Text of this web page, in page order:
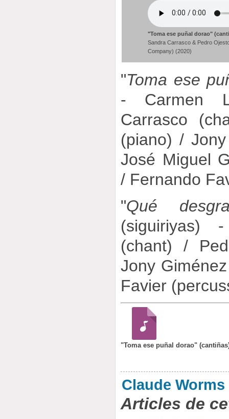
"Toma ese puñal dorao"
Sandra Carrasco & Pedro
Company) (2020)
"Toma ese
- Carmen
Carrasco
(piano) /
José Miguel
/ Fernando
"Qué
(siguiriyas)
(chant) /
Jony
Favier
"Toma ese puñal dorao"
Claude Worms
Articles de